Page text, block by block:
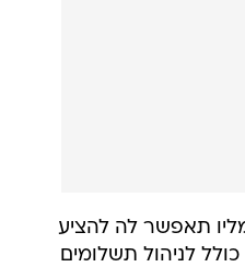
תאפשר לה להציע
לניהול תשלומים